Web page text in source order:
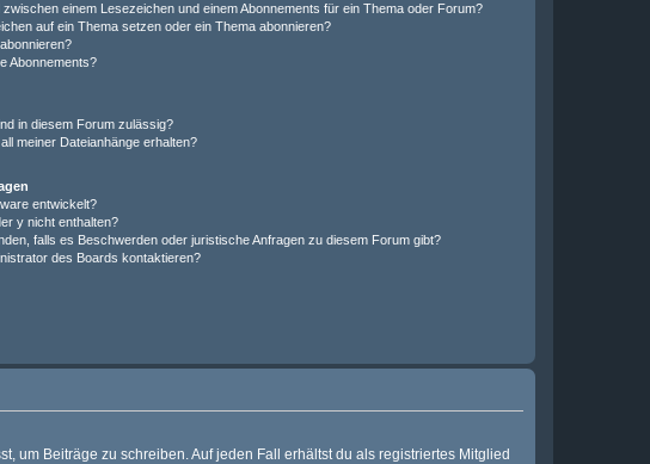
einem Lesezeichen und einem Abonnements für ein Thema oder Forum?
auf ein Thema setzen oder ein Thema abonnieren?
Abonnements?
in diesem Forum zulässig?
meiner Dateianhänge erhalten?
entwickelt?
y nicht enthalten?
falls es Beschwerden oder juristische Anfragen zu diesem Forum gibt?
des Boards kontaktieren?
um Beiträge zu schreiben. Auf jeden Fall erhältst du als registriertes Mitglied